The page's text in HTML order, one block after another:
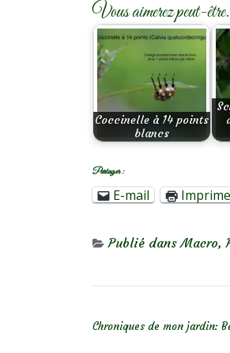
Vous aimerez peut-
Coccinelle à 14 points
blancs
Partager :
E-mail
Publié dansMacro,
Chroniques de mon jardin: